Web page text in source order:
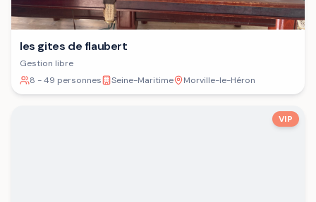
les gites de flaubert
Gestion libre
8 - 49 personnes
Seine-Maritime Morville-le-Héron
VIP